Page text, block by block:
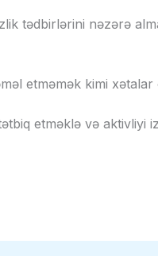
tədbirlərini nəzərə
etməmək kimi xətalar
etməklə və aktivliyi